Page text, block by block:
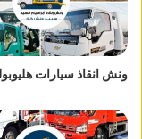
ونش انقاذ سيارات